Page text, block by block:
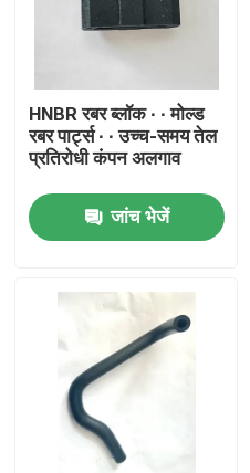
उत्पादों
हमारे बारे में
HNBR रबर ब्लॉक ∙ ∙ मोल्ड
रबर पार्ट्स ∙ ∙ उच्च-समय तेल
प्रतिरोधी कंपन अलगाव
जांच भेजें